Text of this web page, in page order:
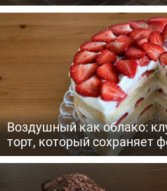
Воздушный как облако:
торт, который сохраняет